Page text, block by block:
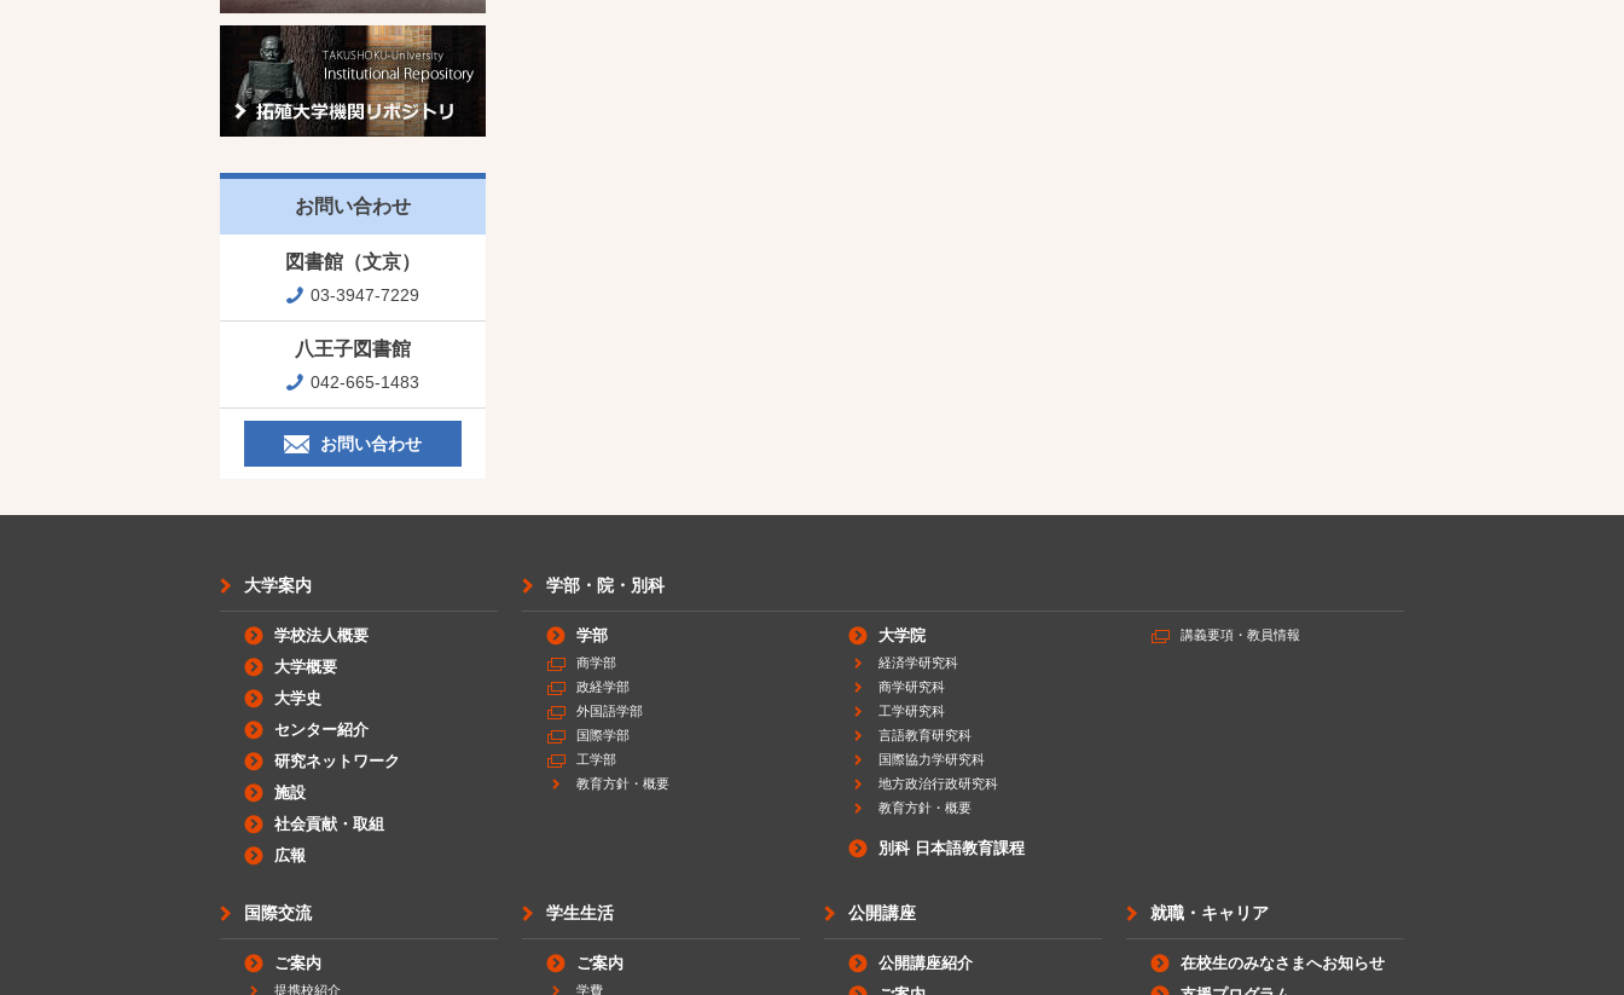
お問い合わせ
図書館（文京）
03-3947-7229
八王子図書館
042-665-1483
お問い合わせ
大学案内
学校法人概要
大学概要
大学史
センター紹介
研究ネットワーク
施設
社会貢献・取組
広報
学部・院・別科
学部
商学部
政経学部
外国語学部
国際学部
工学部
教育方針・概要
大学院
経済学研究科
商学研究科
工学研究科
言語教育研究科
国際協力学研究科
地方政治行政研究科
教育方針・概要
別科 日本語教育課程
講義要項・教員情報
国際交流
ご案内
提携校紹介
学生生活
ご案内
学費
公開講座
公開講座紹介
就職・キャリア
在校生のみなさまへお知らせ